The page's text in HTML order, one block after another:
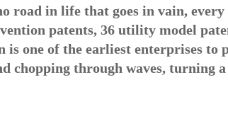
road in life that goes in vain,
patents, 36 utility model
one of the earliest enterprises to
chopping through waves, turning